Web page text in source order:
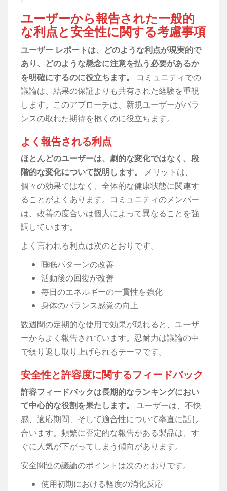
ユーザーから報告された一般的
な利点と安全性に関する考慮事項
ユーザー レポートは、どのような利点が現実的で
あり、どのような懸念に注意を払う必要があるか
を明確にするのに役立ちます。
コミュニティでの
議論は、結果の保証よりも共有された経験を重視
します。このアプローチは、新規ユーザーがバラ
ンスの取れた期待を抱くのに役立ちます。
よく報告される利点
ほとんどのユーザーは、劇的な変化ではなく、段
階的な変化について説明します。
メリットは、
個々の効果ではなく、全体的な健康状態に関連す
ることがよくあります。コミュニティのメンバー
は、改善の度合いは個人によって異なることを強
調しています。
よく言われる利点は次のとおりです。
睡眠パターンの改善
活動後の回復が改善
毎日のエネルギーの一貫性を強化
身体のバランス感覚の向上
数週間の定期的な使用で効果が現れると、ユーザ
ーからよく報告されています。忍耐力は議論の中
で繰り返し取り上げられるテーマです。
安全性と許容度に関するフィードバック
許容フィードバックは長期的なランキングにおい
て中心的な役割を果たします。
ユーザーは、不快
感、適応期間、そして適合性について率直に話し
合います。頻繁に否定的な報告がある製品は、す
ぐに人気が下がってしまう傾向があります。
安全関連の議論のポイントは次のとおりです。
使用初期における軽度の消化反応